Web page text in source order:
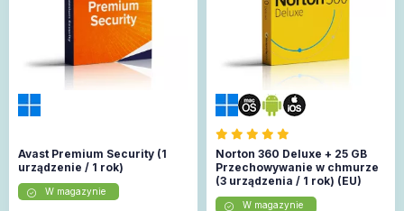
Avast Premium Security (1
urządzenie / 1 rok)
W magazynie
Norton 360 Deluxe + 25 GB
Przechowywanie w chmurze
(3 urządzenia / 1 rok) (EU)
W magazynie